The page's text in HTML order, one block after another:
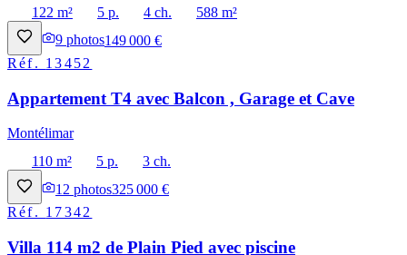
122 m²
5 p. 4 ch.
588 m²
9 photos149 000 €
Réf. 13452
Appartement T4 avec Balcon , Garage et Cave
Montélimar
110 m²
5 p.
3 ch.
12 photos325 000 €
Réf. 17342
Villa 114 m2 de Plain Pied avec piscine